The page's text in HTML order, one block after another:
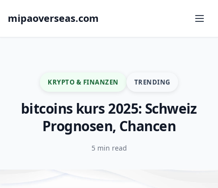
mipaoverseas.com
KRYPTO & FINANZEN TRENDING
bitcoins kurs 2025: Schweiz
Prognosen, Chancen
5 min read